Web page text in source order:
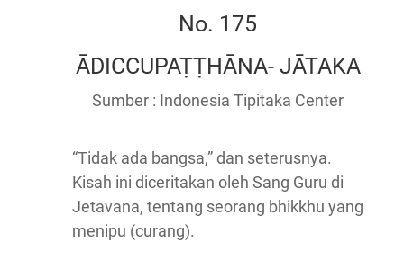
No. 175
ĀDICCUPAṬṬHĀNA- JĀTAKA
Sumber : Indonesia Tipitaka Center
“Tidak ada bangsa,” dan seterusnya.
Kisah ini diceritakan oleh Sang Guru di
Jetavana, tentang seorang bhikkhu yang
menipu (curang).